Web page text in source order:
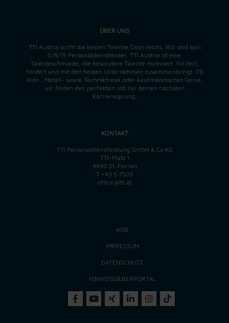
ÜBER UNS
TTI Austria sucht die besten Talente Österreichs. Wir sind kein
0/8/15 Personaldienstleister, TTI Austria ist eine
Talenteschmiede, die besondere Talente motiviert, fordert,
fördert und mit den besten Unternehmen zusammenbringt. Ob
Holz-, Metall- sowie Technikfreak oder kaufmännisches Genie,
wir finden den perfekten Job für deinen nächsten
Karrieresprung.
KONTAKT
TTI Personaldienstleistung GmbH & Co KG
TTI-Platz 1
4490 St. Florian
T +43 5 7505
office@tti.at
AGB
IMPRESSUM
DATENSCHUTZ
HINWEISGEBERPORTAL